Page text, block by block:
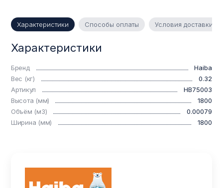
Характеристики Способы оплаты Условия доставки
Характеристики
Бренд
Haiba
Вес (кг)
0.32
Артикул
HB75003
Высота (мм)
1800
Объём (м3)
0.00079
Ширина (мм)
1800